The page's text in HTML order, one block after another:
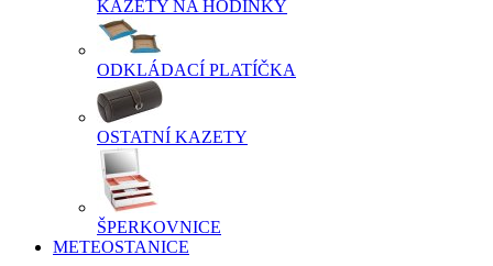
KAZETY NA HODINKY
ODKLÁDACÍ PLATÍČKA
OSTATNÍ KAZETY
ŠPERKOVNICE
METEOSTANICE